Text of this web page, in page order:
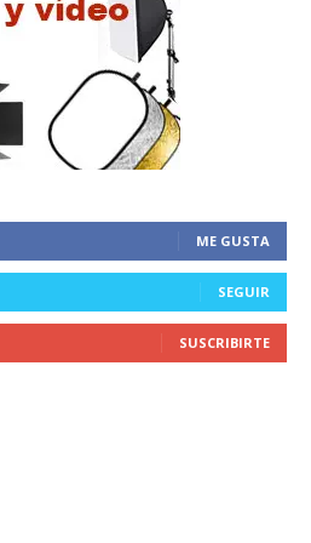
ME GUSTA
SEGUIR
SUSCRIBIRTE